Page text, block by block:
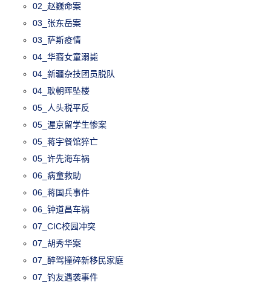
02_赵巍命案
03_张东岳案
03_萨斯疫情
04_华裔女童溺毙
04_新疆杂技团员脱队
04_耿朝晖坠楼
05_人头税平反
05_渥京留学生惨案
05_蒋宇餐馆猝亡
05_许先海车祸
06_病童救助
06_蒋国兵事件
06_钟道昌车祸
07_CIC校园冲突
07_胡秀华案
07_醉驾撞碎新移民家庭
07_钓友遇袭事件